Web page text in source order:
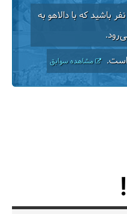
باشید که با دالاهو به
مشاهده سوابق